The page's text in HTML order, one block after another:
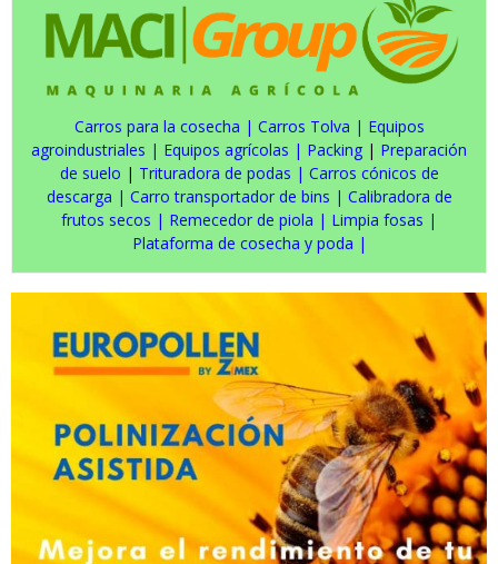
Carros para la cosecha | Carros Tolva | Equipos
agroindustriales | Equipos agrícolas | Packing | Preparación
de suelo | Trituradora de podas | Carros cónicos de
descarga | Carro transportador de bins | Calibradora de
frutos secos | Remecedor de piola | Limpia fosas |
Plataforma de cosecha y poda |